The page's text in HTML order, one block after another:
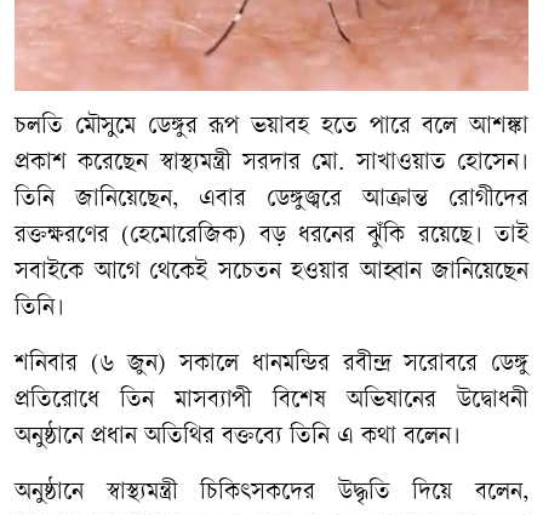
চলতি মৌসুমে ডেঙ্গুর রূপ ভয়াবহ হতে পারে বলে আশঙ্কা
প্রকাশ করেছেন স্বাস্থ্যমন্ত্রী সরদার মো.সাখাওয়াত হোসেন।
তিনি
জানিয়েছেন, এবার ডেঙ্গুজ্বরে আক্রান্ত
রোগীদের
রক্তক্ষরণের (হেমোরেজিক)বড় ধরনের ঝুঁকি রয়েছে। তাই
সবাইকে আগে থেকেই সচেতন হওয়ার আহ্বান জানিয়েছেন
তিনি।
শনিবার (৬ জুন)সকালে ধানমন্ডির রবীন্দ্র সরোবরে ডেঙ্গু
প্রতিরোধে
তিন মাসব্যাপী বিশেষ অভিযানের
উদ্বোধনী
অনুষ্ঠানে প্রধান অতিথির বক্তব্যে তিনি এ কথা বলেন।
অনুষ্ঠানে স্বাস্থ্যমন্ত্রী চিকিৎসকদের উদ্ধৃতি দিয়ে বলেন,